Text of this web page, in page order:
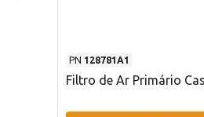
PN 128781A1
Filtro de Ar Primário